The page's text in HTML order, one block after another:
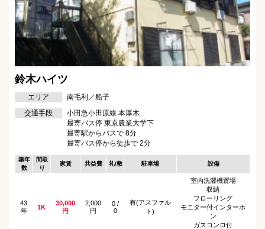
鈴木ハイツ
エリア
南毛利／船子
交通手段
小田急小田原線 本厚木
最寄バス停 東京農業大学下
最寄駅からバスで 8分
最寄バス停から徒歩で 2分
築年
数
間取
り
家賃 共益費 礼/敷 駐車場 設備
43
年
1K
30,000
円
2,000
円
0 /
0
有(アスファル
ト)
室内洗濯機置場
収納
フローリング
モニター付インターホ
ン
ガスコンロ付